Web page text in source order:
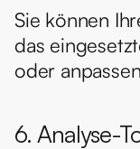
Sie können
das
oder
6. Analyse-